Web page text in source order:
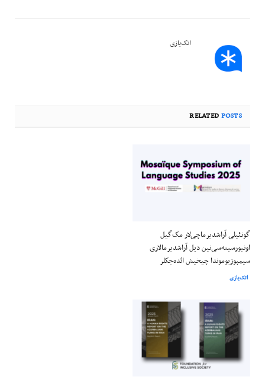
اتک‌یازی
RELATED POSTS
گونئیلی آراشدیرماچی‌لار مک‌گیل
اونیورسیته‌سی‌نین دیل آراشدیرمالاری
سیمپوزیوموندا چیخیش ائده‌جکلر
اتک‌یازی